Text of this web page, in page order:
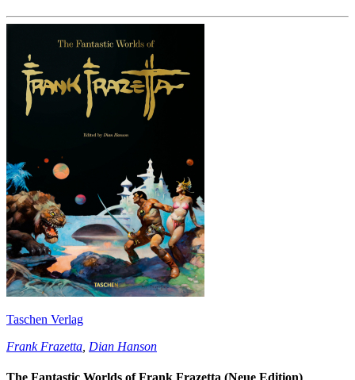
Taschen Verlag
Frank Frazetta Dian Hanson
The Fantastic Worlds of Frank Frazetta (Neue Edition)